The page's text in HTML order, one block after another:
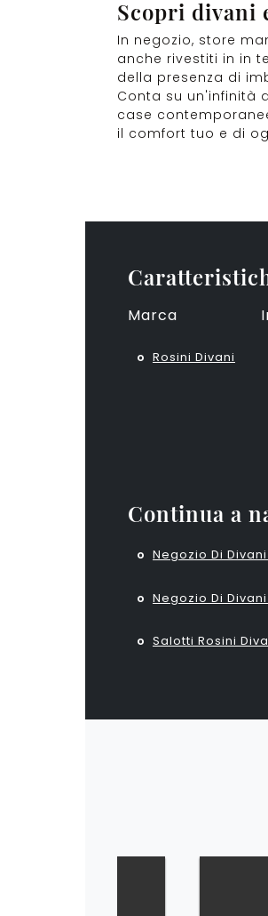
Scopri divani
In negozio, store
anche rivestiti in in
della presenza di
Conta su un'infinità
case
il comfort tuo e di
Marca
Rosini Divani
Continua a
Negozio Di
Negozio Di
Salotti Rosini